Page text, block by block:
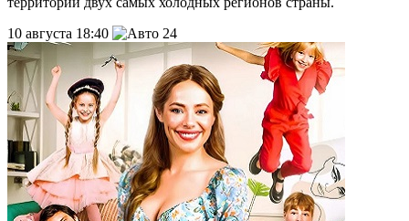
10 августа 18:40